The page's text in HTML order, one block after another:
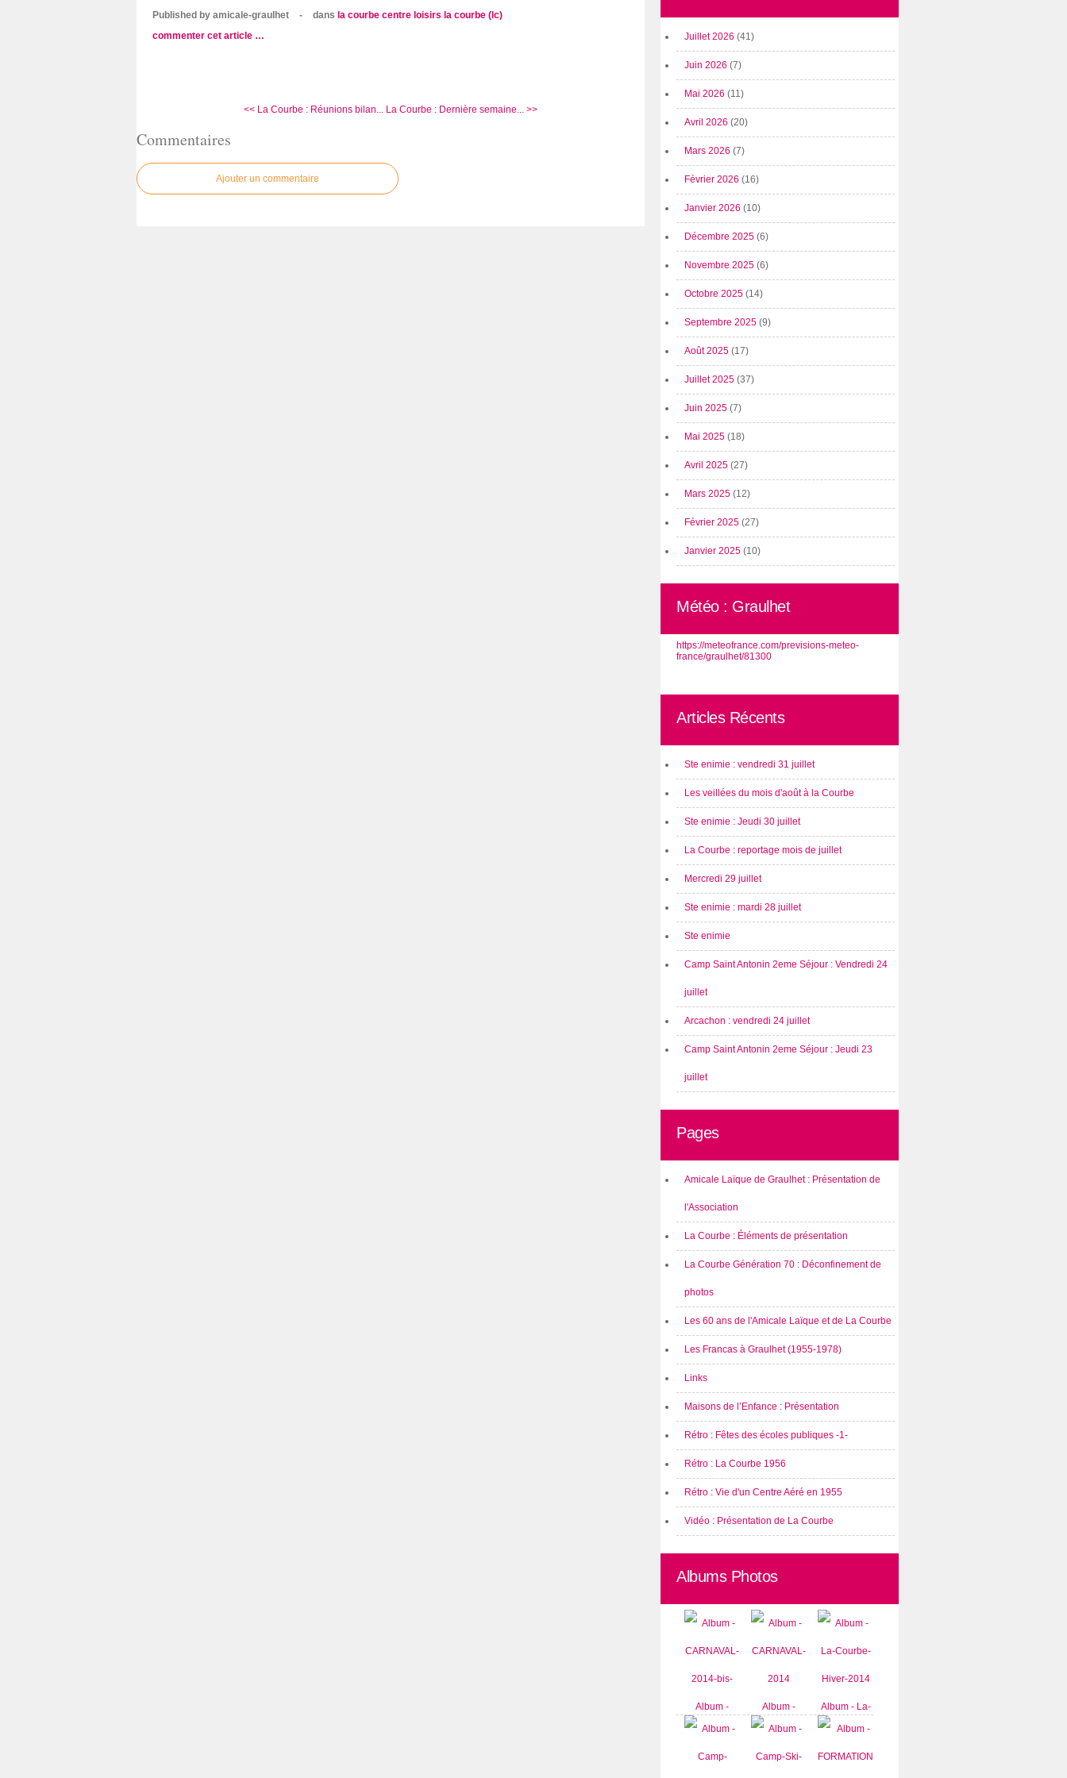
Published by amicale-graulhet - dans la courbe centre loisirs la courbe (lc)
commenter cet article …
<< La Courbe : Réunions bilan... La Courbe : Dernière semaine... >>
Commentaires
Ajouter un commentaire
Juillet 2026 (41)
Juin 2026 (7)
Mai 2026 (11)
Avril 2026 (20)
Mars 2026 (7)
Février 2026 (16)
Janvier 2026 (10)
Décembre 2025 (6)
Novembre 2025 (6)
Octobre 2025 (14)
Septembre 2025 (9)
Août 2025 (17)
Juillet 2025 (37)
Juin 2025 (7)
Mai 2025 (18)
Avril 2025 (27)
Mars 2025 (12)
Février 2025 (27)
Janvier 2025 (10)
Météo : Graulhet
https://meteofrance.com/previsions-meteo-
france/graulhet/81300
Articles Récents
Ste enimie : vendredi 31 juillet
Les veillées du mois d'août à la Courbe
Ste enimie : Jeudi 30 juillet
La Courbe : reportage mois de juillet
Mercredi 29 juillet
Ste enimie : mardi 28 juillet
Ste enimie
Camp Saint Antonin 2eme Séjour : Vendredi 24
juillet
Arcachon : vendredi 24 juillet
Camp Saint Antonin 2eme Séjour : Jeudi 23
juillet
Pages
Amicale Laïque de Graulhet : Présentation de
l'Association
La Courbe : Éléments de présentation
La Courbe Génération 70 : Déconfinement de
photos
Les 60 ans de l'Amicale Laïque et de La Courbe
Les Francas à Graulhet (1955-1978)
Links
Maisons de l’Enfance : Présentation
Rétro : Fêtes des écoles publiques -1-
Rétro : La Courbe 1956
Rétro : Vie d'un Centre Aéré en 1955
Vidéo : Présentation de La Courbe
Albums Photos
Album -
CARNAVAL-
2014-bis-
Album -
CARNAVAL-
2014
Album - La-
Courbe-
Hiver-2014